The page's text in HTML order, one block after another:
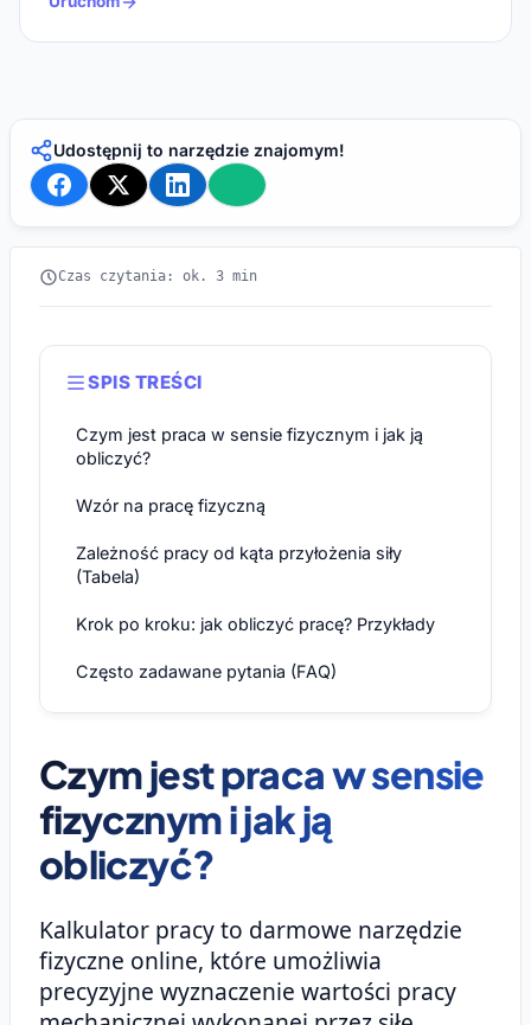
Udostępnij to narzędzie znajomym!
Czas czytania: ok. 3 min
SPIS TREŚCI
Czym jest praca w sensie fizycznym i jak ją
obliczyć?
Wzór na pracę fizyczną
Zależność pracy od kąta przyłożenia siły
(Tabela)
Krok po kroku: jak obliczyć pracę? Przykłady
Często zadawane pytania (FAQ)
Czym jest praca w sensie
fizycznym i jak ją
obliczyć?
Kalkulator pracy to darmowe narzędzie
fizyczne online, które umożliwia
precyzyjne wyznaczenie wartości pracy